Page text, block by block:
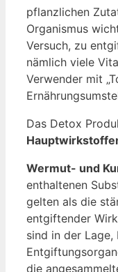
pflanzlichen
Organismus
Versuch, zu
nämlich viele
Verwender mit
Das Detox
Wermut- und
enthaltenen
gelten als die
entgiftender
sind in der
die